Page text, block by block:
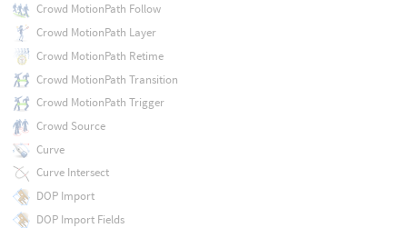
Crowd MotionPath Follow
Crowd MotionPath Layer
Crowd MotionPath Retime
Crowd MotionPath Transition
Crowd MotionPath Trigger
Crowd Source
Curve
Curve Intersect
DOP Import
DOP Import Fields